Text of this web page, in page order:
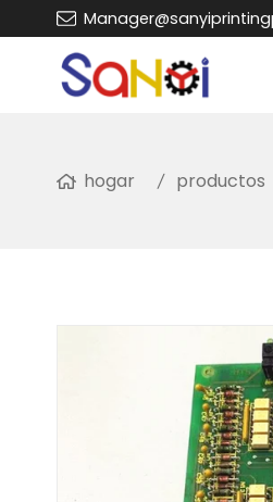
hogar productos